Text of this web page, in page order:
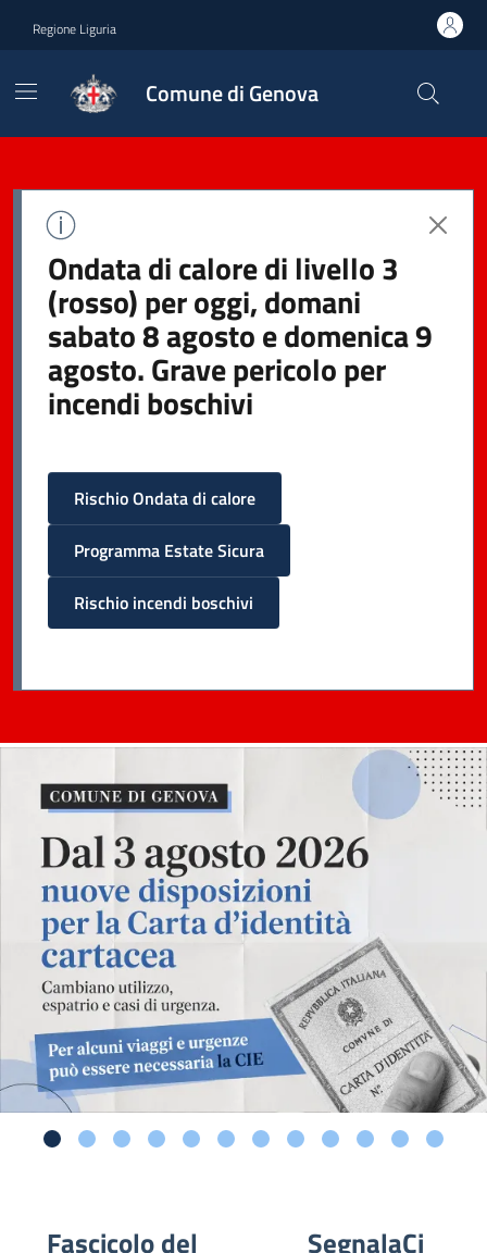
Regione Liguria
Comune di Genova
Ondata di calore di livello 3
(rosso) per oggi, domani
sabato 8 agosto e domenica 9
agosto. Grave pericolo per
incendi boschivi
Rischio Ondata di calore
Programma Estate Sicura
Rischio incendi boschivi
Fascicolo del SegnalaCi